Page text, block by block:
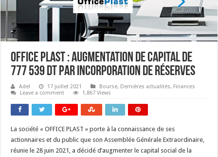
OFFICE PLAST : Augmentation de capital de
777 539 DT par incorporation de réserves
Adel 17 juillet 2021 Bourse, Dernières actualités, Finances
Leave a comment
1,867 Views
La société « OFFICE PLAST » porte à la connaissance de ses
actionnaires et du public que son Assemblée Générale Extraordinaire,
réunie le 28 juin 2021, a décidé d’augmenter le capital social de la